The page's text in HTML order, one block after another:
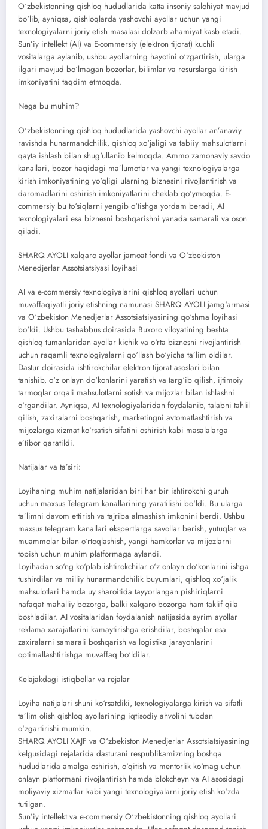
O‘zbekistonning qishloq hududlarida katta insoniy salohiyat mavjud
bo‘lib, ayniqsa, qishloqlarda yashovchi ayollar uchun yangi
texnologiyalarni joriy etish masalasi dolzarb ahamiyat kasb etadi.
Sun’iy intellekt (AI) va E-commersiy (elektron tijorat) kuchli
vositalarga aylanib, ushbu ayollarning hayotini o‘zgartirish, ularga
ilgari mavjud bo‘lmagan bozorlar, bilimlar va resurslarga kirish
imkoniyatini taqdim etmoqda.
Nega bu muhim?
O‘zbekistonning qishloq hududlarida yashovchi ayollar an’anaviy
ravishda hunarmandchilik, qishloq xo‘jaligi va tabiiy mahsulotlarni
qayta ishlash bilan shug‘ullanib kelmoqda. Ammo zamonaviy savdo
kanallari, bozor haqidagi ma’lumotlar va yangi texnologiyalarga
kirish imkoniyatining yo‘qligi ularning biznesini rivojlantirish va
daromadlarini oshirish imkoniyatlarini cheklab qo‘ymoqda. E-
commersiy bu to‘siqlarni yengib o‘tishga yordam beradi, AI
texnologiyalari esa biznesni boshqarishni yanada samarali va oson
qiladi.
SHARQ AYOLI xalqaro ayollar jamoat fondi va O‘zbekiston
Menedjerlar Assotsiatsiyasi loyihasi
AI va e-commersiy texnologiyalarini qishloq ayollari uchun
muvaffaqiyatli joriy etishning namunasi SHARQ AYOLI jamg‘armasi
va O‘zbekiston Menedjerlar Assotsiatsiyasining qo‘shma loyihasi
bo‘ldi. Ushbu tashabbus doirasida Buxoro viloyatining beshta
qishloq tumanlaridan ayollar kichik va o‘rta biznesni rivojlantirish
uchun raqamli texnologiyalarni qo‘llash bo‘yicha ta’lim oldilar.
Dastur doirasida ishtirokchilar elektron tijorat asoslari bilan
tanishib, o‘z onlayn do‘konlarini yaratish va targ‘ib qilish, ijtimoiy
tarmoqlar orqali mahsulotlarni sotish va mijozlar bilan ishlashni
o‘rgandilar. Ayniqsa, AI texnologiyalaridan foydalanib, talabni tahlil
qilish, zaxiralarni boshqarish, marketingni avtomatlashtirish va
mijozlarga xizmat ko‘rsatish sifatini oshirish kabi masalalarga
e’tibor qaratildi.
Natijalar va ta’siri:
Loyihaning muhim natijalaridan biri har bir ishtirokchi guruh
uchun maxsus Telegram kanallarining yaratilishi bo‘ldi. Bu ularga
ta’limni davom ettirish va tajriba almashish imkonini berdi. Ushbu
maxsus telegram kanallari ekspertlarga savollar berish, yutuqlar va
muammolar bilan o‘rtoqlashish, yangi hamkorlar va mijozlarni
topish uchun muhim platformaga aylandi.
Loyihadan so‘ng ko‘plab ishtirokchilar o‘z onlayn do‘konlarini ishga
tushirdilar va milliy hunarmandchilik buyumlari, qishloq xo‘jalik
mahsulotlari hamda uy sharoitida tayyorlangan pishiriqlarni
nafaqat mahalliy bozorga, balki xalqaro bozorga ham taklif qila
boshladilar. AI vositalaridan foydalanish natijasida ayrim ayollar
reklama xarajatlarini kamaytirishga erishdilar, boshqalar esa
zaxiralarni samarali boshqarish va logistika jarayonlarini
optimallashtirishga muvaffaq bo‘ldilar.
Kelajakdagi istiqbollar va rejalar
Loyiha natijalari shuni ko‘rsatdiki, texnologiyalarga kirish va sifatli
ta’lim olish qishloq ayollarining iqtisodiy ahvolini tubdan
o‘zgartirishi mumkin.
SHARQ AYOLI XAJF va O‘zbekiston Menedjerlar Assotsiatsiyasining
kelgusidagi rejalarida dasturani respublikamizning boshqa
hududlarida amalga oshirish, o‘qitish va mentorlik ko‘mag uchun
onlayn platformani rivojlantirish hamda blokcheyn va AI asosidagi
moliyaviy xizmatlar kabi yangi texnologiyalarni joriy etish ko‘zda
tutilgan.
Sun’iy intellekt va e-commersiy O‘zbekistonning qishloq ayollari